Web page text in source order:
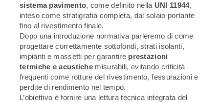
sistema pavimento, come definito nella UNI 11944,
inteso come stratigrafia completa, dal solaio portante
fino al rivestimento finale.
Dopo una introduzione normativa parleremo di come
progettare correttamente sottofondi, strati isolanti,
impianti e massetti per garantire prestazioni
termiche e acustiche misurabili, evitando criticità
frequenti come rotture del rivestimento, fessurazioni e
perdite di rendimento nel tempo.
L’obiettivo è fornire una lettura tecnica integrata del